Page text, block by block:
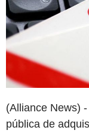
(Alliance News)
pública de